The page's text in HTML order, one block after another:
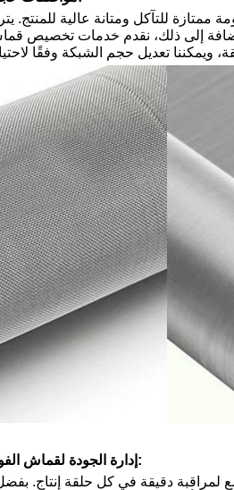
1-500 مواد 304 و316 وغيرها، لضمان مقاومة ممتازة للتآكل
مم، ويتراوح حجم الشبكة بين 20 و100 شبكة. بالإضافة إلى
إدارة الجودة لقماش الفولاذ المقاوم للصدأ الشبكي الدقيق:
لمراقبة دقيقة في كل حلقة إنتاج.